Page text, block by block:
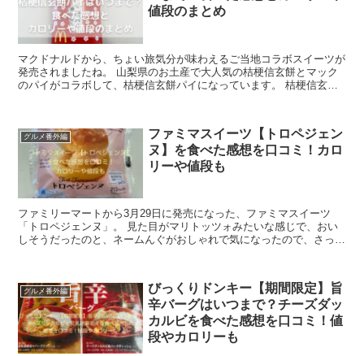
値段のまとめ
マクドナルドから、ちょい旅気分が味わえるご当地コラボスイーツが
発売されましたね。 山梨県のお土産で大人気の桔梗信玄餅とマック
のパイがコラボして、桔梗信玄餅パイになっています。 桔梗信玄餅
グルメ番外編
ファミマスイーツ【トロペジェン
ヌ】を食べた感想を口コミ！カロ
リーや値段も
ファミリーマートから3月29日に発売になった、ファミマスイーツ
「トロペジェンヌ」。 見た目がマリトッツォみたいな感じで、おい
しそうだったのと、ネームんぐがおしゃれで気になったので、さっそ
グルメ番外編
びっくりドンキー【期間限定】旨
辛バーグはいつまで？チーズダッ
カルビを食べた感想を口コミ！値
段やカロリーも